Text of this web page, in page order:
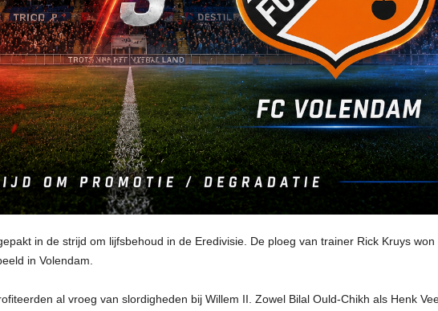
in de strijd om lijfsbehoud in de Eredivisie. De ploeg van trainer Rick Kruys
in Volendam.
al vroeg van slordigheden bij Willem II. Zowel Bilal Ould-Chikh als Henk